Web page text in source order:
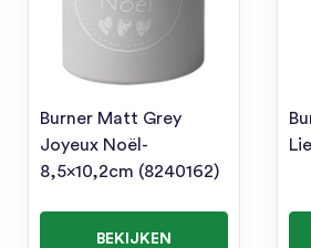
Burner Matt Grey
Joyeux Noël-
8,5×10,2cm (8240162)
BEKIJKEN